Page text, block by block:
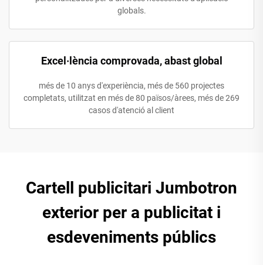
globals.
Excel·lència comprovada, abast global
més de 10 anys d'experiència, més de 560 projectes
completats, utilitzat en més de 80 països/àrees, més de 269
casos d'atenció al client
Cartell publicitari Jumbotron
exterior per a publicitat i
esdeveniments públics